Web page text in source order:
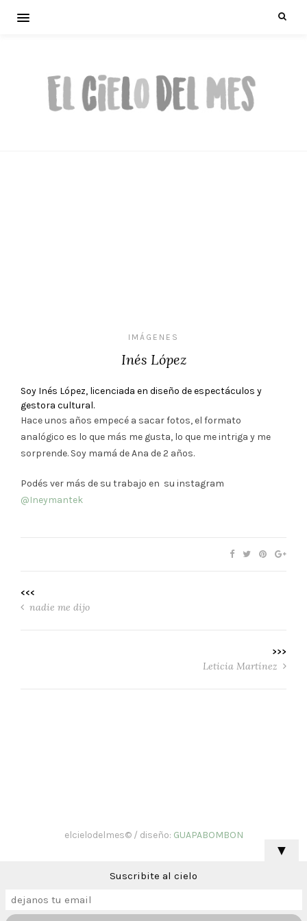
IMÁGENES
Inés López
Soy Inés López, licenciada en diseño de espectáculos y
gestora cultural.
Hace unos años empecé a sacar fotos, el formato
analógico es lo que más me gusta, lo que me intriga y me
sorprende. Soy mamá de Ana de 2 años.
Podés ver más de su trabajo en su instagram
@Ineymantek
<<<
nadie me dijo
>>>
Leticia Martínez
elcielodelmes© / diseño: GUAPABOMBON
▼
Suscribite al cielo